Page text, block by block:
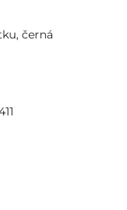
černá